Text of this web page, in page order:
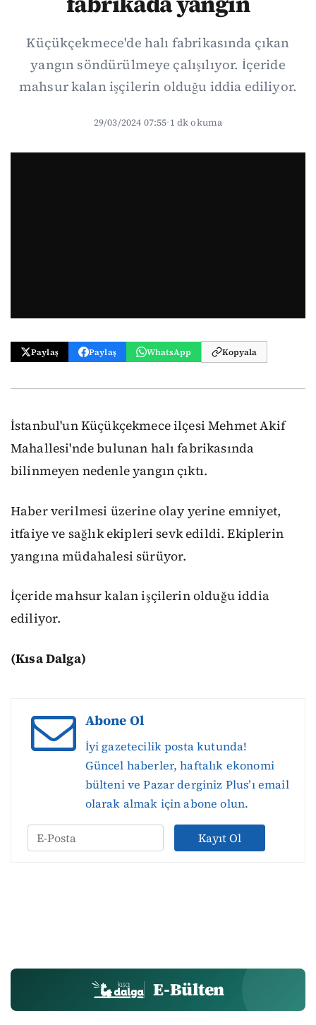
Küçükçekmece'de halı fabrikasında çıkan
yangın söndürülmeye çalışılıyor. İçeride
mahsur kalan işçilerin olduğu iddia ediliyor.
29/03/2024 07:55·1 dk okuma
Paylaş Paylaş WhatsApp Kopyala
İstanbul'un Küçükçekmece ilçesi Mehmet Akif
Mahallesi'nde bulunan halı fabrikasında
bilinmeyen nedenle yangın çıktı.
Haber verilmesi üzerine olay yerine emniyet,
itfaiye ve sağlık ekipleri sevk edildi. Ekiplerin
yangına müdahalesi sürüyor.
İçeride mahsur kalan işçilerin olduğu iddia
ediliyor.
(Kısa Dalga)
Abone Ol
İyi gazetecilik posta kutunda!
Güncel haberler, haftalık ekonomi
bülteni ve Pazar derginiz Plus’ı email
olarak almak için abone olun.
Kayıt Ol
E-Bülten